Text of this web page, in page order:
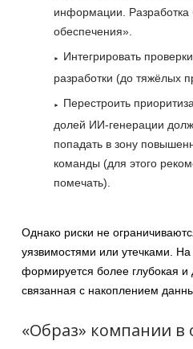
информации. Разработка
обеспечения».
Интегрировать
разработки (до тяжёлых
Перестроить
долей ИИ-генерации
попадать в зону
команды (для этого
помечать).
Однако риски не
уязвимостями или утечками.
формируется более глубокая и
связанная с накоплением
«Образ» компании в